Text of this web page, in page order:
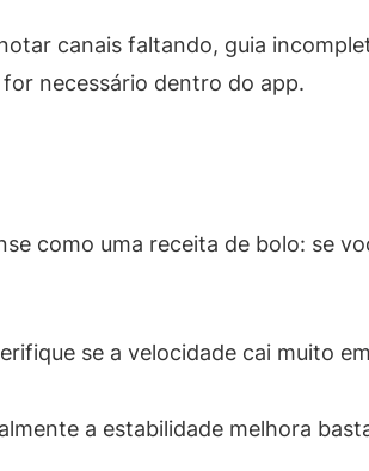
canais faltando, guia
necessário dentro do app.
como uma receita de bolo: se
se a velocidade cai muito
a estabilidade melhora